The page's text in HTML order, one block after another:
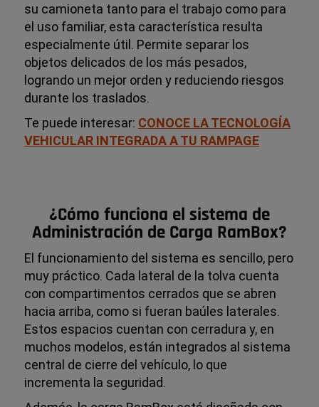
su camioneta tanto para el trabajo como para
el uso familiar, esta característica resulta
especialmente útil. Permite separar los
objetos delicados de los más pesados,
logrando un mejor orden y reduciendo riesgos
durante los traslados.
Te puede interesar: CONOCE LA TECNOLOGÍA
VEHICULAR INTEGRADA A TU RAMPAGE
¿Cómo funciona el sistema de
Administración de Carga RamBox?
El funcionamiento del sistema es sencillo, pero
muy práctico. Cada lateral de la tolva cuenta
con compartimentos cerrados que se abren
hacia arriba, como si fueran baúles laterales.
Estos espacios cuentan con cerradura y, en
muchos modelos, están integrados al sistema
central de cierre del vehículo, lo que
incrementa la seguridad.